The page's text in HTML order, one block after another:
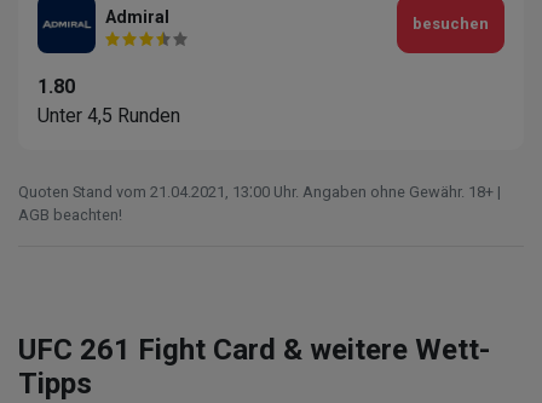
Admiral
1.80
Unter 4,5 Runden
besuchen
Quoten Stand vom 21.04.2021‚ 13⁚00 Uhr. Angaben ohne Gewähr. 18+ |
AGB beachten!
UFC 261 Fight Card & weitere Wett-
Tipps